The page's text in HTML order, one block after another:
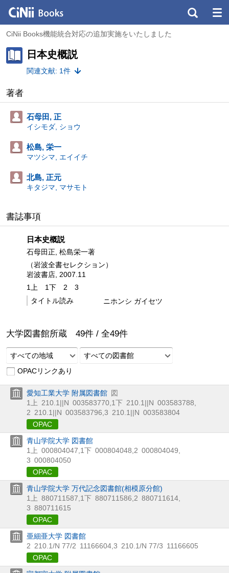
CiNii Books機能統合対応の追加実施をいたしました
日本史概説
関連文献: 1件
著者
石母田, 正
イシモダ, ショウ
松島, 栄一
マツシマ, エイイチ
北島, 正元
キタジマ, マサモト
書誌事項
日本史概説
石母田正, 松島栄一著
（岩波全書セレクション）
岩波書店, 2007.11
1上
1下 2
3
タイトル読み
ニホンシ ガイセツ
大学図書館所蔵 49件 / 全49件
すべての地域
すべての図書館
OPACリンクあり
愛知工業大学 附属図書館 図
1上
210.1||N 003583770 1下 210.1||N 003583788
2 210.1||N 003583796 3 210.1||N 003583804
OPAC
青山学院大学 図書館
1上 000804047 1下 000804048 2 000804049
3 000804050
OPAC
青山学院大学 万代記念図書館(相模原分館)
1上 880711587 1下 880711586 2 880711614
3 880711615
OPAC
亜細亜大学 図書館
2 210.1/N 77/2 11166604 3 210.1/N 77/3 11166605
OPAC